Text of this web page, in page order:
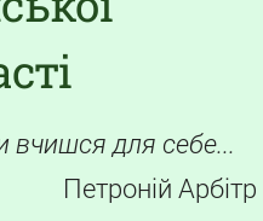
вчишся для себе...
Петроній Арбітр